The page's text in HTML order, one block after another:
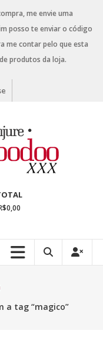
me envie uma
posso te enviar o código
me contar pelo que esta
produtos da loja.
a tag “magico”